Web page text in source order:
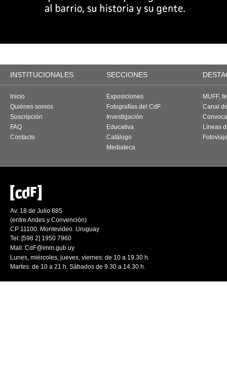
INSTITUCIONALES SECCIONES
Inicio
Quiénes somos
Suscripción
FAQ
Contacto
Exposiciones
Fotografías del CdF
Investigación
Educativa
Catálogo
Mediateca
MUFF,
Canal
Líneas
Av. 18 de Julio 885
(entre Andes y Convención)
CP 11100. Montevideo. Uruguay
Tel: [598 2] 1950 7960
Mail: CdF@imm.gub.uy
Lunes, miércoles, jueves, viernes: de 10 a 19.30 h.
Martes: de 10 a 21 h. Sábados de 9.30 a 14.30 h.